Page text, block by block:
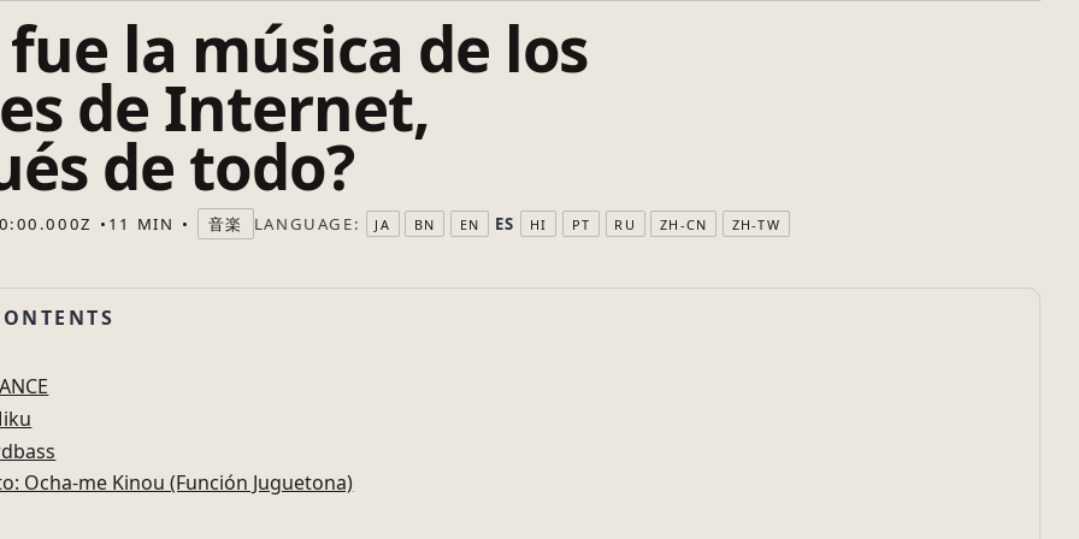
fue la música de los
de Internet,
de todo?
11 MIN 音楽 LANGUAGE: JA BN EN ES HI PT RU ZH-CN ZH-TW
Ocha-me Kinou (Función Juguetona)